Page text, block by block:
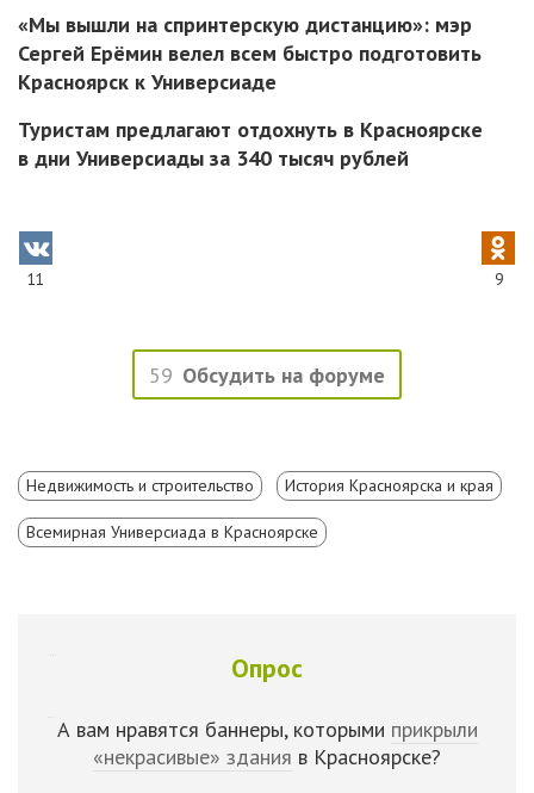
«Мы вышли на спринтерскую дистанцию»: мэр
Сергей Ерёмин велел всем быстро подготовить
Красноярск к Универсиаде
Туристам предлагают отдохнуть в Красноярске
в дни Универсиады за 340 тысяч рублей
11 9
59 Обсудить на форуме
Недвижимость и строительство История Красноярска и края
Всемирная Универсиада в Красноярске
Опрос
А вам нравятся баннеры, которыми прикрыли
«некрасивые» здания в Красноярске?